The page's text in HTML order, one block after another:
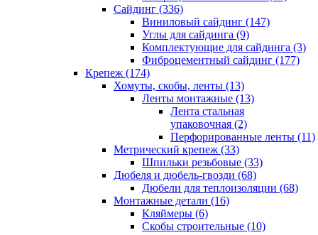
Сайдинг (336)
Виниловый сайдинг (147)
Углы для сайдинга (9)
Комплектующие для сайдинга (3)
Фиброцементный сайдинг (177)
Крепеж (174)
Хомуты, скобы, ленты (13)
Ленты монтажные (13)
Лента стальная
упаковочная (2)
Перфорированные ленты (11)
Метрический крепеж (33)
Шпильки резьбовые (33)
Дюбеля и дюбель-гвозди (68)
Дюбели для теплоизоляции (68)
Монтажные детали (16)
Кляймеры (6)
Скобы строительные (10)